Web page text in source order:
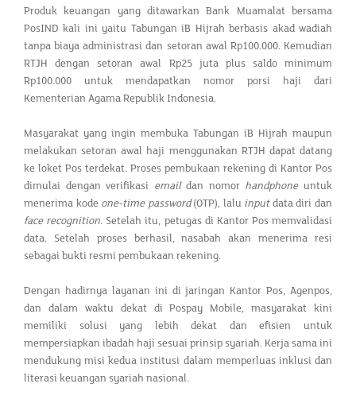
Produk keuangan yang ditawarkan Bank Muamalat bersama
PosIND kali ini yaitu Tabungan iB Hijrah berbasis akad wadiah
tanpa biaya administrasi dan setoran awal Rp100.000. Kemudian
RTJH dengan setoran awal Rp25 juta plus saldo minimum
Rp100.000 untuk mendapatkan nomor porsi haji dari
Kementerian Agama Republik Indonesia.
Masyarakat yang ingin membuka Tabungan iB Hijrah maupun
melakukan setoran awal haji menggunakan RTJH dapat datang
ke loket Pos terdekat. Proses pembukaan rekening di Kantor Pos
dimulai dengan verifikasi emaildan nomor handphoneuntuk
menerima kode one-time password(OTP), lalu inputdata diri dan
face recognition. Setelah itu, petugas di Kantor Pos memvalidasi
data. Setelah proses berhasil, nasabah akan menerima resi
sebagai bukti resmi pembukaan rekening.
Dengan hadirnya layanan ini di jaringan Kantor Pos, Agenpos,
dan dalam waktu dekat di Pospay Mobile, masyarakat kini
memiliki solusi yang lebih dekat dan efisien untuk
mempersiapkan ibadah haji sesuai prinsip syariah. Kerja sama ini
mendukung misi kedua institusi dalam memperluas inklusi dan
literasi keuangan syariah nasional.